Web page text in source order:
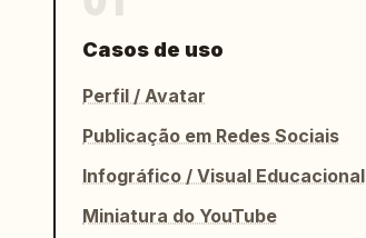
Casos de uso
Perfil / Avatar
Publicação em Redes Sociais
Infográfico / Visual Educacional
Miniatura do YouTube